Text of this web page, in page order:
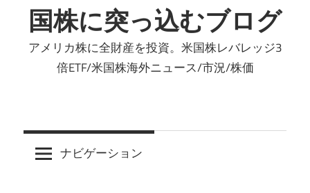
ン
ツ
へ
プ
国株に突っ込むブログ
アメリカ株に全財産を投資。米国株レバレッジ3
倍ETF/米国株海外ニュース/市況/株価
ナビゲーション